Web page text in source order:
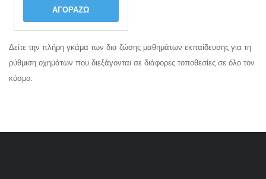
ΑΓΟΡΆΖΩ
Δείτε την πλήρη γκάμα των δια ζώσης μαθημάτων εκπαίδευσης για τη
ρύθμιση οχημάτων που διεξάγονται σε διάφορες τοποθεσίες σε όλο τον
κόσμο.